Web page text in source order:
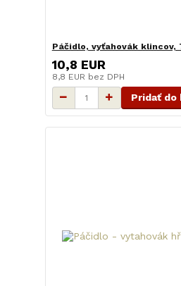
Páčidlo, vyťahovák klincov,
10,8 EUR
8,8 EUR bez DPH
Pridať do